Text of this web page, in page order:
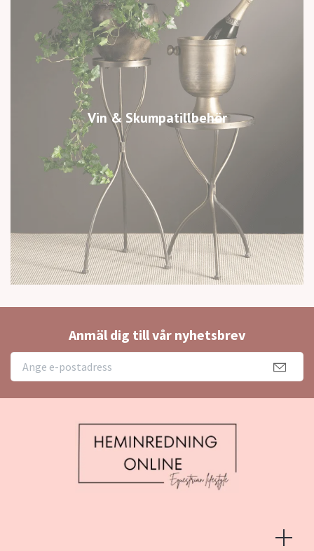
Vin & Skumpatillbehör
Anmäl dig till vår nyhetsbrev